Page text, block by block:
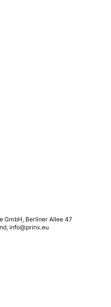
GmbH, Berliner Allee 47
info@prinx.eu